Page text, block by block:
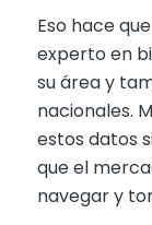
Eso hace
experto en
su área y
nacionales.
estos datos
que el
navegar y